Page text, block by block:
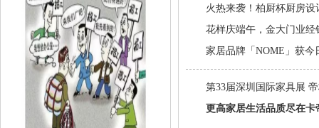
火热来袭！柏厨杯厨房
花样庆端午，金大门业经
家居品牌「NOME」获今
第33届深圳国际家具展
更高家居生活品质尽在